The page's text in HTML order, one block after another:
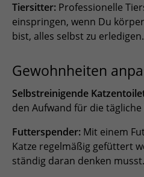
Tiersitter: Professionelle
einspringen, wenn Du
bist, alles selbst zu erledigen.
Gewohnheiten
Selbstreinigende
den Aufwand für die tägliche
Futterspender: Mit einem
Katze regelmäßig gefüttert
ständig daran denken musst.